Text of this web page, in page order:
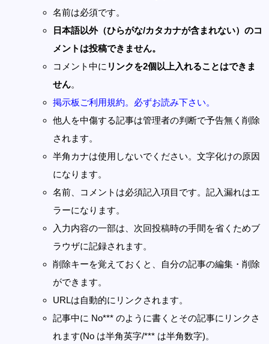
名前は必須です。
日本語以外（ひらがな/カタカナが含まれない）のコ
メントは投稿できません。
コメント中に リンクを2個以上入れることはできま
せん。
掲示板ご利用規約。必ずお読み下さい。
他人を中傷する記事は管理者の判断で予告無く削除
されます。
半角カナは使用しないでください。文字化けの原因
になります。
名前、コメントは必須記入項目です。記入漏れはエ
ラーになります。
入力内容の一部は、次回投稿時の手間を省くためブ
ラウザに記録されます。
削除キーを覚えておくと、自分の記事の編集・削除
ができます。
URLは自動的にリンクされます。
記事中に No*** のように書くとその記事にリンクさ
れます(No は半角英字/*** は半角数字)。